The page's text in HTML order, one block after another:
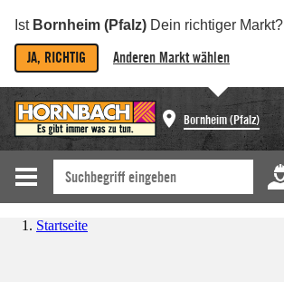
Ist Bornheim (Pfalz) Dein richtiger Markt?
JA, RICHTIG Anderen Markt wählen
Bornheim (Pfalz)
Startseite